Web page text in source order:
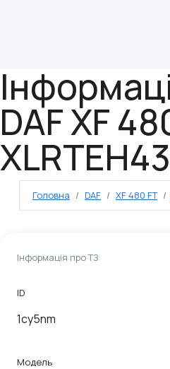
DAF XF
Головна DAF XF 480 FT
Інформація про ТЗ
ID
1cy5nm
Модель